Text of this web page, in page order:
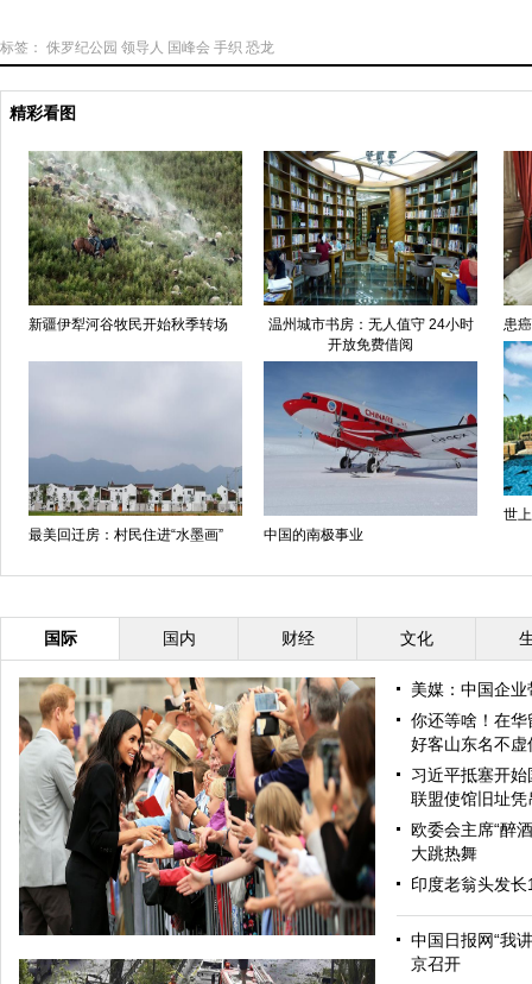
标签： 侏罗纪公园 领导人 国峰会 手织 恐龙
精彩看图
新疆伊犁河谷牧民开始秋季转场
温州城市书房：无人值守 24小时
开放免费借阅
最美回迁房：村民住进“水墨画” 中国的南极事业
患
世
国际 国内 财经 文化
美媒：中国企
你还等啥！在
好客山东名不虚
习近平抵塞开
联盟使馆旧址凭
欧委会主席“醉
大跳热舞
印度老翁头发
中国日报网“我
京召开